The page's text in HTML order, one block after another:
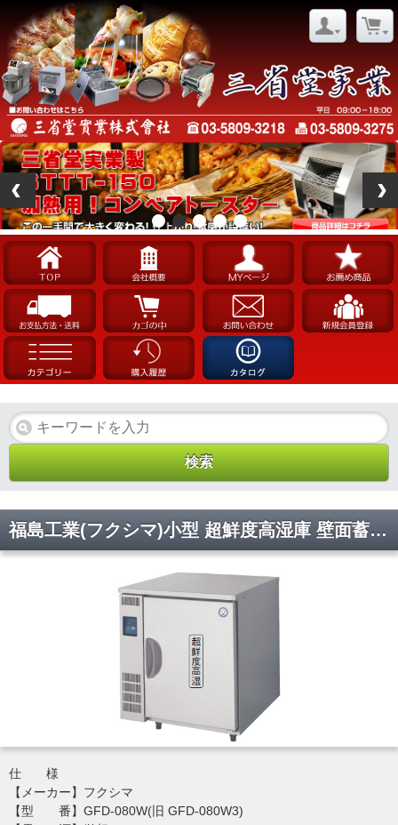
福島工業(フクシマ)小型 超鮮度高湿庫 壁面蓄冷体方式 フレッシュキューブ 幅770×奥行800×高さ850(mm) GFD-080W
仕 様
【メーカー】フクシマ
【型 番】GFD-080W(旧 GFD-080W3)